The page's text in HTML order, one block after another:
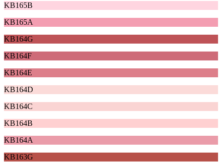
KB165B
KB165A
KB164G
KB164F
KB164E
KB164D
KB164C
KB164B
KB164A
KB163G